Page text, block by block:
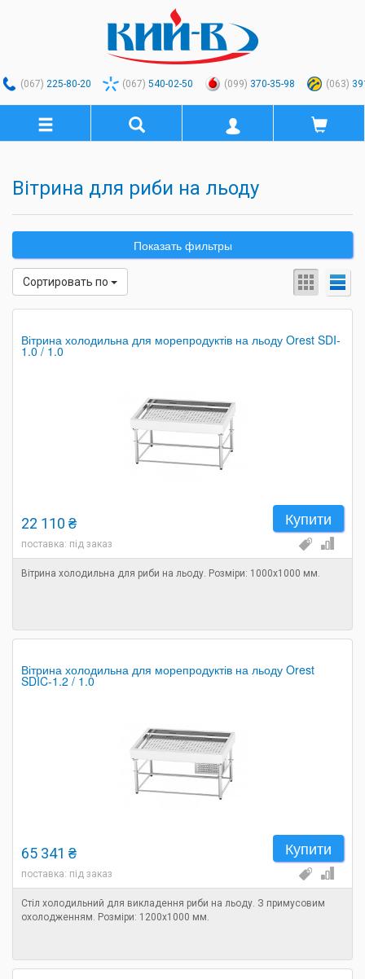
(067) 225-80-20 (067) 540-02-50 (099) 370-35-98 (063)
Показать фильтры
Сортировать по
Вітрина холодильна для морепродуктів на льоду Orest SDI-
1.0 / 1.0
Купити
22 110 ₴
поставка: під заказ
Вітрина холодильна для риби на льоду. Розміри: 1000х1000 мм.
Вітрина холодильна для морепродуктів на льоду Orest
SDIC-1.2 / 1.0
Купити
65 341 ₴
поставка: під заказ
Стіл холодильний для викладення риби на льоду. З примусовим
охолодженням. Розміри: 1200х1000 мм.
Вітрина для риби на льоду